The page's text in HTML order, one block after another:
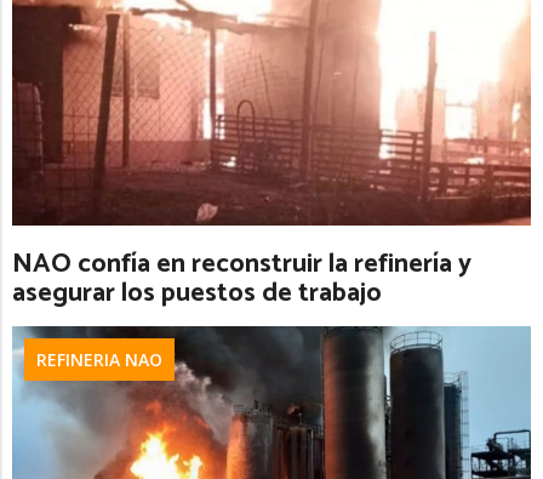
NAO confía en reconstruir la refinería y
asegurar los puestos de trabajo
REFINERIA NAO